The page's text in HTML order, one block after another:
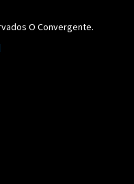
O Convergente.